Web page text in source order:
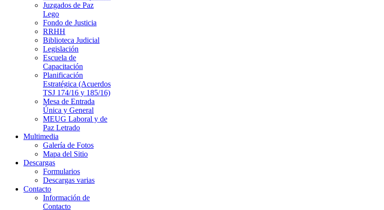
Juzgados de Paz
Lego
Fondo de Justicia
RRHH
Biblioteca Judicial
Legislación
Escuela de
Capacitación
Planificación
Estratégica (Acuerdos
TSJ 174/16 y 185/16)
Mesa de Entrada
Única y General
MEUG Laboral y de
Paz Letrado
Multimedia
Galería de Fotos
Mapa del Sitio
Descargas
Formularios
Descargas varias
Contacto
Información de
Contacto